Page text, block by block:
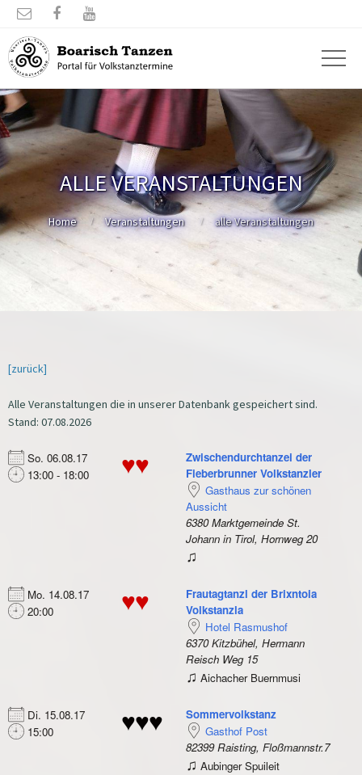
  
ALLE VERANSTALTUNGEN
Home Veranstaltungen alle Veranstaltungen
[zurück]
Alle Veranstaltungen die in unserer Datenbank gespeichert sind.
Stand: 07.08.2026
So. 06.08.17
13:00 - 18:00
♥♥
Zwischendurchtanzei der
Fieberbrunner Volkstanzler
Gasthaus zur schönen
Aussicht
6380 Marktgemeinde St.
Johann in Tirol, Hornweg 20
♫
Mo. 14.08.17
20:00
♥♥
Frautagtanzl der Brixntoia
Volkstanzla
Hotel Rasmushof
6370 Kitzbühel, Hermann
Reisch Weg 15
♫ Aichacher Buernmusi
Di. 15.08.17
15:00
♥♥♥
Sommervolkstanz
Gasthof Post
82399 Raisting, Floßmannstr.7
♫ Aubinger Spuileit